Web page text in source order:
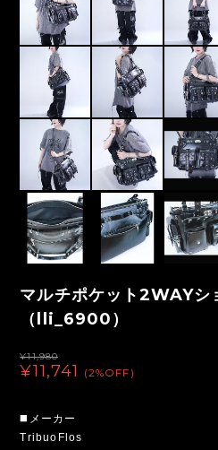
マルチポケット2WAYシ
（lli_6900）
¥11,980
¥11,741 (2%OFF)
◼️メーカー
TribuoFlos